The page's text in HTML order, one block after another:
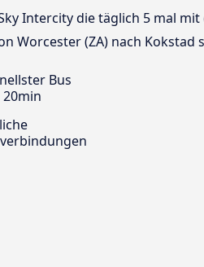
Intercity die täglich 5 mal
Worcester (ZA) nach Kokstad
Bus
20min